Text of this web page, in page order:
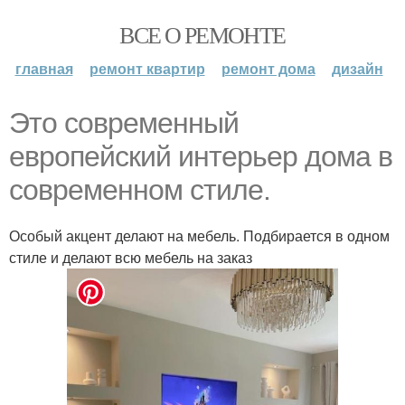
ВСЕ О РЕМОНТЕ
главная ремонт квартир ремонт дома дизайн
Это современный
европейский интерьер дома в
современном стиле.
Особый акцент делают на мебель. Подбирается в одном
стиле и делают всю мебель на заказ